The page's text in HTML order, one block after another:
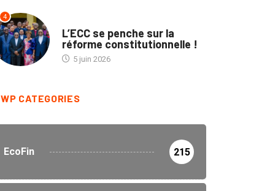
4
L’ECC se penche sur la
réforme constitutionnelle !
5 juin 2026
WP CATEGORIES
EcoFin 215